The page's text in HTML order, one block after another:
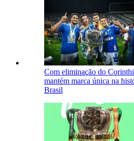
Com eliminação do
mantém marca única na
Brasil